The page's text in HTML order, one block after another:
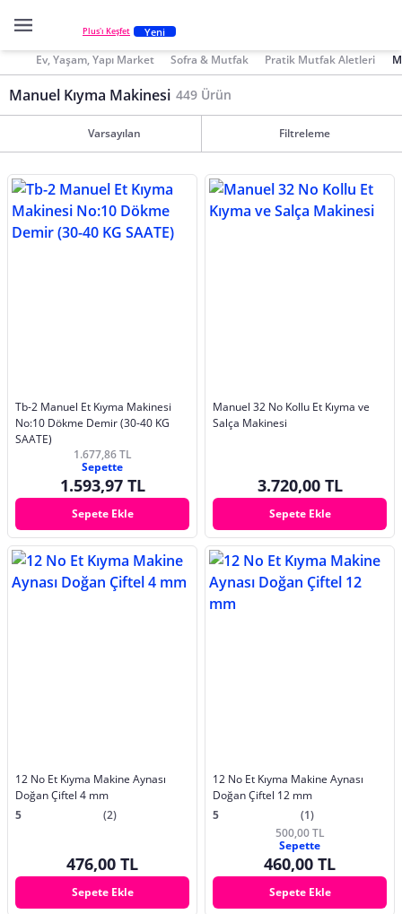
Plus'ı Keşfet Yeni
Ev, Yaşam, Yapı Market Sofra & Mutfak Pratik Mutfak Aletleri
Manuel Kıyma Makinesi 449 Ürün
Varsayılan Filtreleme
Tb-2 Manuel Et Kıyma Makinesi
No:10 Dökme Demir (30-40 KG
SAATE)
1.677,86 TL
Sepette
1.593,97 TL
Sepete Ekle
Manuel 32 No Kollu Et Kıyma ve
Salça Makinesi
3.720,00 TL
Sepete Ekle
12 No Et Kıyma Makine Aynası
Doğan Çiftel 4 mm
5
(2)
476,00 TL
Sepete Ekle
12 No Et Kıyma Makine Aynası
Doğan Çiftel 12 mm
5
(1)
500,00 TL
Sepette
460,00 TL
Sepete Ekle